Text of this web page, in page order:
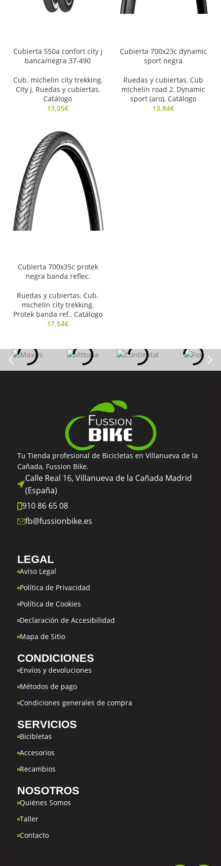
Cubierta 550a confort city j
banca/negra 37-490
Cub. michelin city trekking,
City j, Ruedas y cubiertas,
Catálogo
13,05€
Cubierta 700x23c dynamic
sport negra
Ruedas y cubiertas, Cub
michelin road 2, Dynamic
sport (aro), Catálogo
13,84€
Cubierta 700x35c protek
negra banda reflec.
Ruedas y cubiertas, Cub.
michelin city trekking,
Protek banda ref., Catálogo
17,54€
Tu Tienda profesional de Bicicletas en Villanueva de la
Cañada, Fussion Bike.
Calle Real 16, Villanueva de la Cañada Madrid
(España)
910 86 65 08
fb@fussionbike.es
LEGAL
Aviso Legal
Política de Privacidad
Política de Cookies
Declaración de Accesibilidad
Mapa de Sitio
CONDICIONES
Envíos y devoluciones
Métodos de pago
Condiciones generales de compra
SERVICIOS
Bicibletas
Accesorios
Recambios
NOSOTROS
Quiénes Somos
Taller
Contacto